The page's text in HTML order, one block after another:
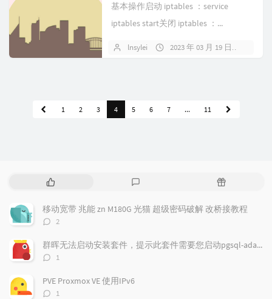
基本操作启动 iptables ：service
iptables start关闭 iptables ：...
lnsylei 2023 年 03 月 19 日
1 2 3 4 5 6 7 ... 11
热
文
章
评
论
随
文
章
移动宽带 兆能 zn M180G 光猫 超级密码破解 改桥接教程
评
数：
2
群晖无法启动安装套件，提示此套件需要您启动pgsql-adapter.service
评
数：
1
PVE Proxmox VE 使用IPv6
评1